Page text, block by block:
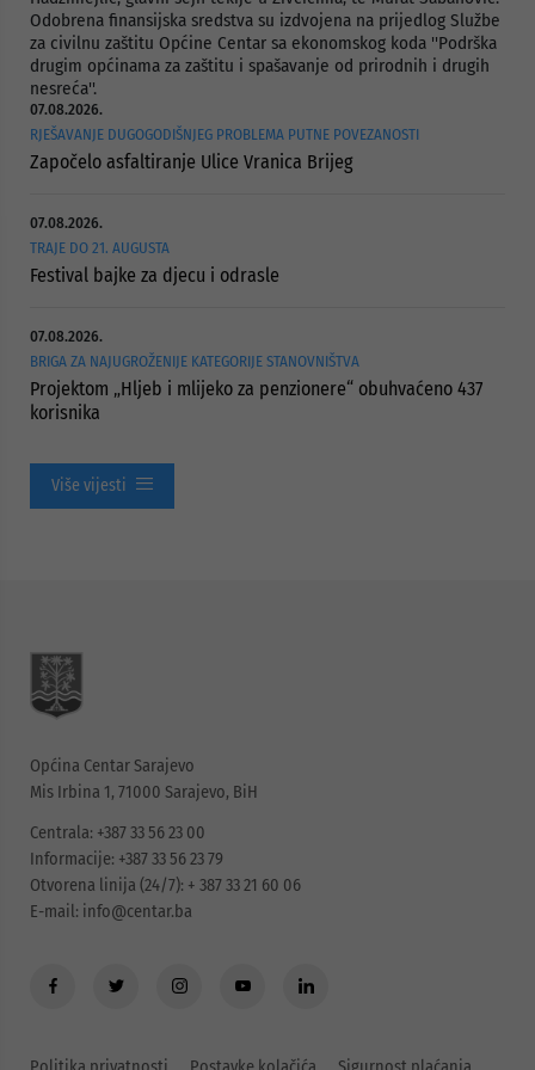
Odobrena finansijska sredstva su izdvojena na prijedlog Službe
za civilnu zaštitu Općine Centar sa ekonomskog koda ''Podrška
drugim općinama za zaštitu i spašavanje od prirodnih i drugih
nesreća''.
07.08.2026.
RJEŠAVANJE DUGOGODIŠNJEG PROBLEMA PUTNE POVEZANOSTI
Započelo asfaltiranje Ulice Vranica Brijeg
07.08.2026.
TRAJE DO 21. AUGUSTA
Festival bajke za djecu i odrasle
07.08.2026.
BRIGA ZA NAJUGROŽENIJE KATEGORIJE STANOVNIŠTVA
Projektom „Hljeb i mlijeko za penzionere“ obuhvaćeno 437
korisnika
Više vijesti
Općina Centar Sarajevo
Mis Irbina 1, 71000 Sarajevo, BiH
Centrala: +387 33 56 23 00
Informacije: +387 33 56 23 79
Otvorena linija (24/7): + 387 33 21 60 06
E-mail: info@centar.ba